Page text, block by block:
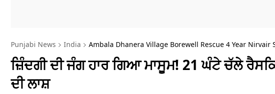
Punjabi News India Ambala Dhanera Village Borewell Rescue 4 Year
ਜ਼ਿੰਦਗੀ ਦੀ ਜੰਗ ਹਾਰ ਗਿਆ ਮਾਸੂਮ! 21 ਘੰਟੇ ਚੱਲੇ
ਦੀ ਲਾਸ਼